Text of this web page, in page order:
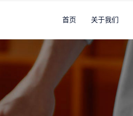
首页 关于我们